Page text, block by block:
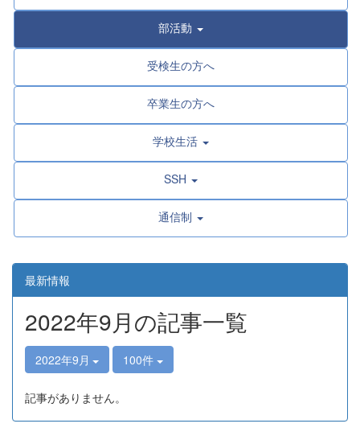
部活動
受検生の方へ
卒業生の方へ
学校生活
SSH
通信制
最新情報
2022年9月の記事一覧
2022年9月 100件
記事がありません。